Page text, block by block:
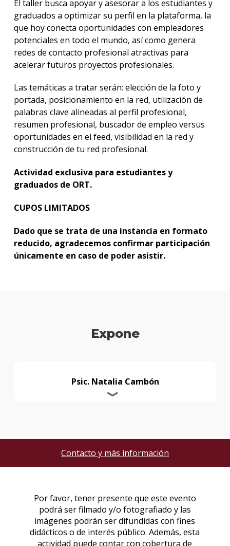
El taller busca apoyar y asesorar a los estudiantes y
graduados a optimizar su perfil en la plataforma, la
que hoy conecta oportunidades con empleadores
potenciales en todo el mundo, así como genera
redes de contacto profesional atractivas para
acelerar futuros proyectos profesionales.
Las temáticas a tratar serán: elección de la foto y
portada, posicionamiento en la red, utilización de
palabras clave alineadas al perfil profesional,
resumen profesional, buscador de empleo versus
oportunidades en el feed, visibilidad en la red y
construcción de tu red profesional.
Actividad exclusiva para estudiantes y
graduados de ORT.
CUPOS LIMITADOS
Dado que se trata de una instancia en formato
reducido, agradecemos confirmar participación
únicamente en caso de poder asistir.
Expone
Psic. Natalia Cambón
Contacto y más información